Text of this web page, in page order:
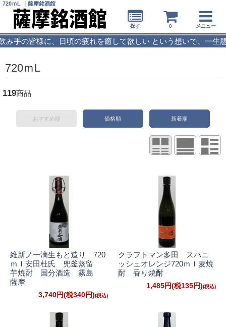
に、日頃の疲れを癒して欲しい という想いで、一生懸命、
720ｍL
119商品
おすすめ順 価格順 新着順
維新ノ一滴生もと造り 720
ｍｌ安田杜氏 兜釜蒸留
芋焼酎 国分酒造 霧島
薩摩
3,740円(税340円)
クラフトマン多田 スパニ
ッシュオレンジ720ｍｌ麦焼
酎 香り焼酎
1,485円(税135円)
720ｍL ｜薩摩銘酒館
探す 0 メニュー